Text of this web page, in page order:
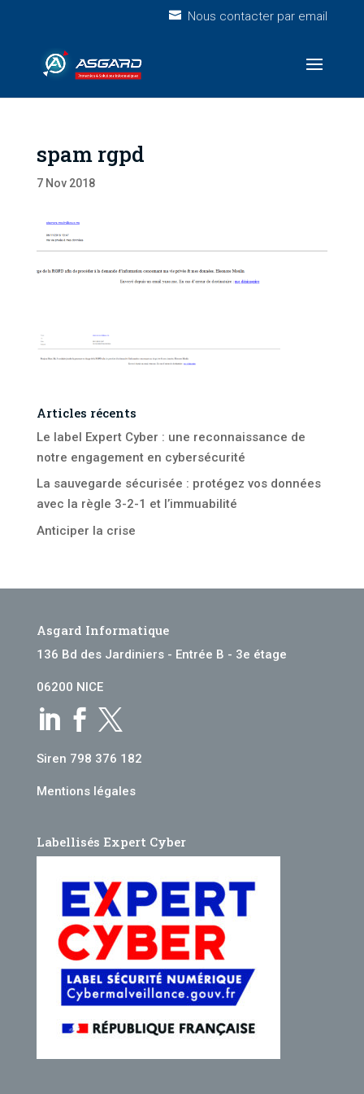
Nous contacter par email
spam rgpd
7 Nov 2018
Articles récents
Le label Expert Cyber : une reconnaissance de
notre engagement en cybersécurité
La sauvegarde sécurisée : protégez vos données
avec la règle 3-2-1 et l’immuabilité
Anticiper la crise
Asgard Informatique
136 Bd des Jardiniers - Entrée B - 3e étage
06200 NICE
  
Siren 798 376 182
Mentions légales
Labellisés Expert Cyber